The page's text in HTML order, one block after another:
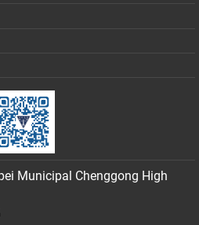
Municipal Chenggong High